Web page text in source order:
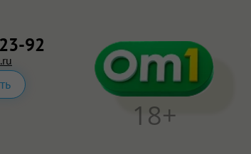
92
18+